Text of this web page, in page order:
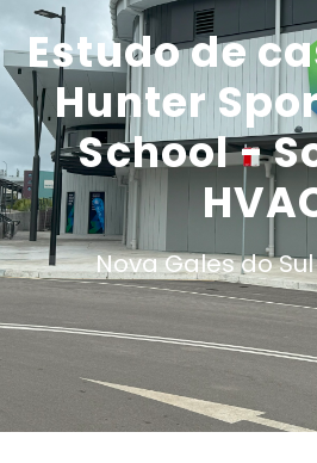
Estudo de
Hunter
School -
Nova Gales do